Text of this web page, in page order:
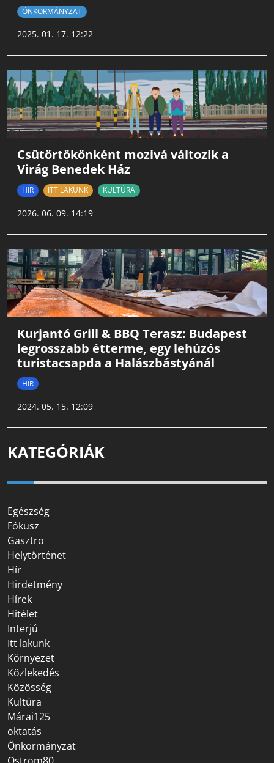
ÖNKORMÁNYZAT
2025. 01. 17. 12:22
Csütörtökönként mozivá változik a
Virág Benedek Ház
HÍR ITT LAKUNK KULTÚRA
2026. 06. 09. 14:19
Kurjantó Grill & BBQ Terasz: Budapest
legrosszabb étterme, egy lehúzós
turistacsapda a Halászbástyánál
HÍR
2024. 05. 15. 12:09
KATEGÓRIÁK
Egészség
Fókusz
Gasztro
Helytörténet
Hír
Hirdetmény
Hírek
Hitélet
Interjú
Itt lakunk
Környezet
Közlekedés
Közösség
Kultúra
Márai125
oktatás
Önkormányzat